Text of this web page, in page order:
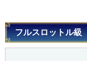
フルスロットル級